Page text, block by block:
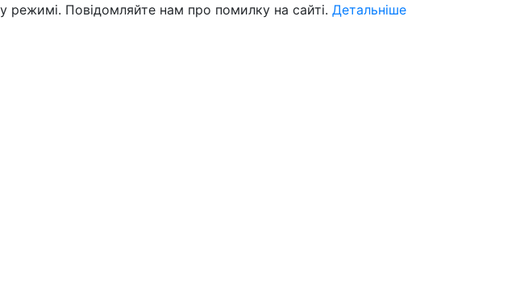
режимі. Повідомляйте нам про помилку на сайті. Детальніше